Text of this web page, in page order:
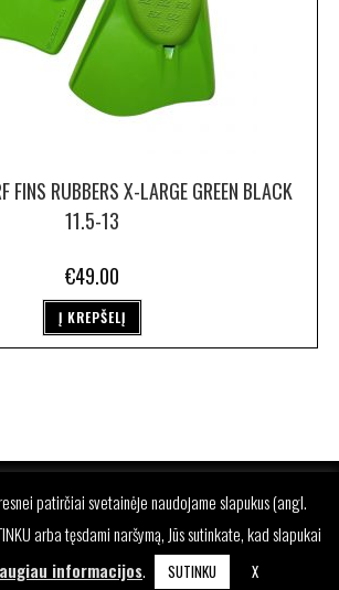
FINS RUBBERS X-LARGE GREEN BLACK
11.5-13
€49.00
Į KREPŠELĮ
patirčiai svetainėje naudojame slapukus (angl.
arba tęsdami naršymą, Jūs sutinkate, kad slapukai
informacijos. SUTINKU X